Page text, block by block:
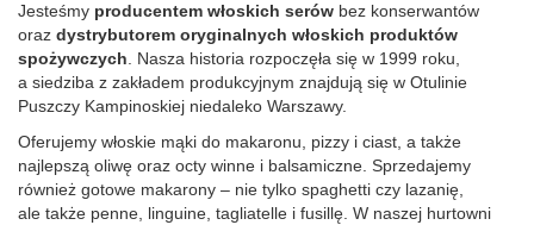
Jesteśmy producentem włoskich serów bez konserwantów
oraz dystrybutorem oryginalnych włoskich produktów
spożywczych . Nasza historia rozpoczęła się w 1999 roku,
a siedziba z zakładem produkcyjnym znajdują się w Otulinie
Puszczy Kampinoskiej niedaleko Warszawy.
Oferujemy włoskie mąki do makaronu, pizzy i ciast, a także
najlepszą oliwę oraz octy winne i balsamiczne. Sprzedajemy
również gotowe makarony – nie tylko spaghetti czy lazanię,
ale także penne, linguine, tagliatelle i fusillę. W naszej hurtowni